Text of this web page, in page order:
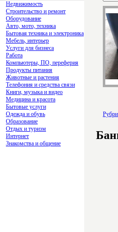
Недвижимость
Строительство и ремонт
Оборудование
Авто, мото, техника
Бытовая техника и электроника
Мебель, интерьер
Услуги для бизнеса
Работа
Компьютеры, ПО, переферия
Продукты питания
Животные и растения
Телефония и средства связи
Книги, музыка и видео
Медицина и красота
Бытовые услуги
Одежда и обувь
Образование
Отдых и туризм
Интернет
Знакомства и общение